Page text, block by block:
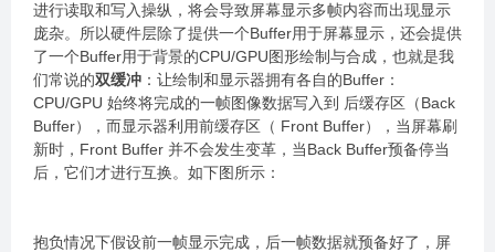
进行读取和写入操纵，将会导致屏幕显示多帧内容而出现显示
庞杂。所以硬件层除了提供一个Buffer用于屏幕显示，还会提供
了一个Buffer用于背景的CPU/GPU图形绘制与合成，也就是我
们常说的双缓冲 ：让绘制和显示器拥有各自的Buffer：
CPU/GPU 始终将完成的一帧图像数据写入到 后缓存区（Back
Buffer），而显示器利用前缓存区（ Front Buffer），当屏幕刷
新时，Front Buffer 并不会发生变革，当Back Buffer预备停当
后，它们才进行互换。如下图所示：
抱负情况下假设前一帧显示完成，后一帧数据就预备好了，屏